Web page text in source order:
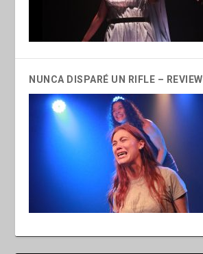
NUNCA DISPARÉ UN RIFLE – REVIEW